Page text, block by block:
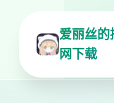
爱丽丝
网下载